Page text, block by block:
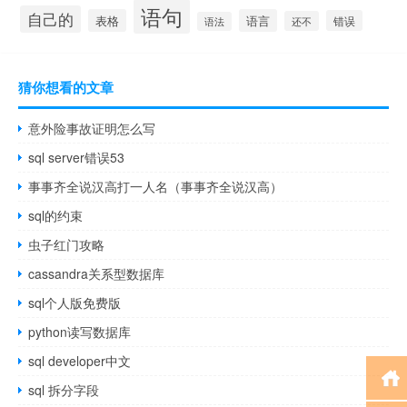
自己的 表格 语句 语法 语言 还不 错误
猜你想看的文章
意外险事故证明怎么写
sql server错误53
事事齐全说汉高打一人名（事事齐全说汉高）
sql的约束
虫子红门攻略
cassandra关系型数据库
sql个人版免费版
python读写数据库
sql developer中文
sql 拆分字段